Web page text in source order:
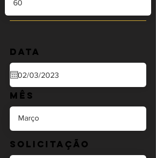
Data
Mês
Solicitação